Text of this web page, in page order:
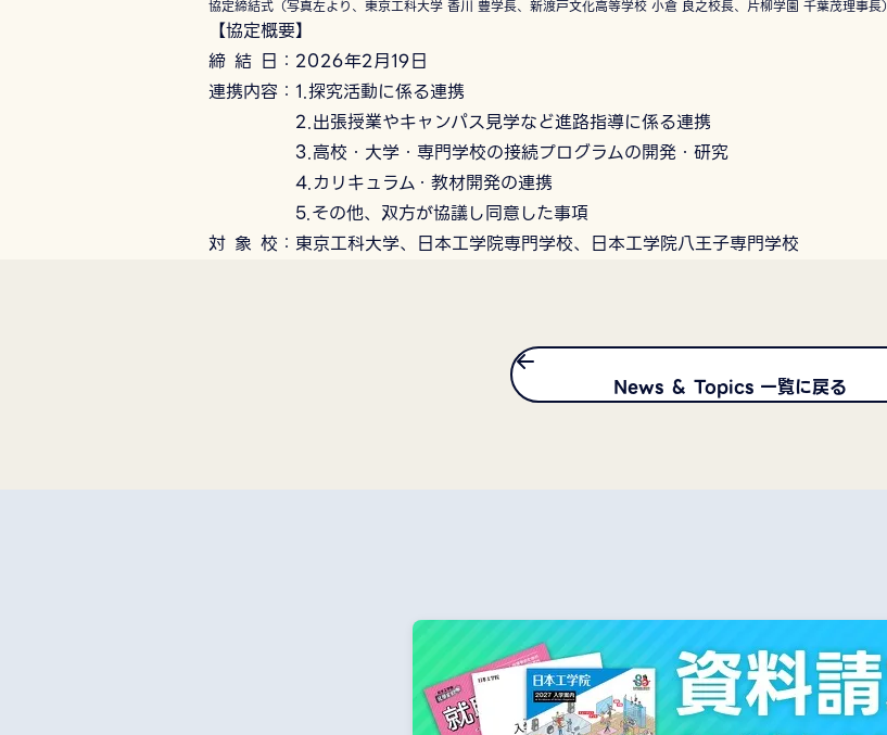
協定締結式（写真左より、東京工科大学 香川 豊学長、新渡戸文化高等学校 小倉 良之校長、片柳学園 千葉茂理事長）
【協定概要】
締 結 ⽇：2026年2⽉19⽇
連携内容：1.探究活動に係る連携
2.出張授業やキャンパス見学など進路指導に係る連携
3.高校・大学・専門学校の接続プログラムの開発・研究
4.カリキュラム・教材開発の連携
5.その他、双方が協議し同意した事項
対 象 校：東京⼯科⼤学、⽇本⼯学院専⾨学校、⽇本⼯学院⼋王⼦専⾨学校
News ＆ Topics 一覧に戻る